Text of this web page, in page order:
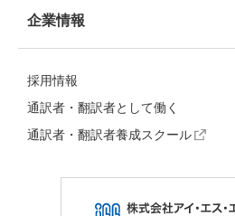
企業情報
採用情報
通訳者・翻訳者として働く
通訳者・翻訳者養成スクール